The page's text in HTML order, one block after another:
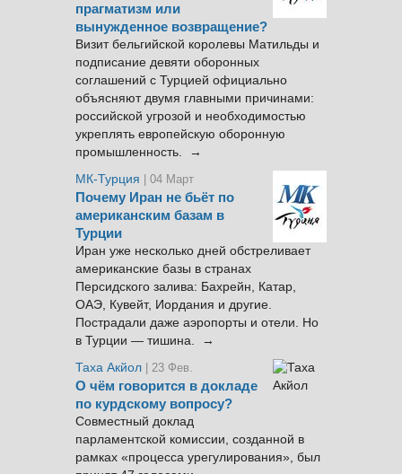
прагматизм или
вынужденное возвращение?
Визит бельгийской королевы Матильды и
подписание девяти оборонных
соглашений с Турцией официально
объясняют двумя главными причинами:
российской угрозой и необходимостью
укреплять европейскую оборонную
промышленность. →
МК-Турция
| 04 Март
Почему Иран не бьёт по
американским базам в
Турции
Иран уже несколько дней обстреливает
американские базы в странах
Персидского залива: Бахрейн, Катар,
ОАЭ, Кувейт, Иордания и другие.
Пострадали даже аэропорты и отели. Но
в Турции — тишина. →
Таха Акйол | 23 Фев.
О чём говорится в докладе
по курдскому вопросу?
Совместный доклад
парламентской комиссии, созданной в
рамках «процесса урегулирования», был